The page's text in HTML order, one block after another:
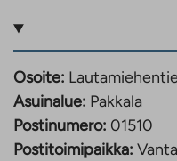
Osoite:
Asuinalue: Pakkala
Postinumero: 01510
Postitoimipaikka: